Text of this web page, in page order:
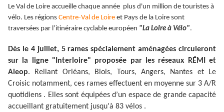
Le Val de Loire accueille chaque année plus d'un million de touristes à
vélo. Les régions Centre-Val de Loire et Pays de la Loire sont
traversées par l’itinéraire cyclable européen "La Loire à Vélo".
Dès le 4 juillet, 5 rames spécialement aménagées circuleront
sur la ligne "Interloire" proposée par les réseaux RÉMI et
Aleop. Reliant Orléans, Blois, Tours, Angers, Nantes et Le
Croisic notamment, ces rames effectuent en moyenne sur 3 A/R
quotidiens . Elles sont équipées d’un espace de grande capacité
accueillant gratuitement jusqu'à 83 vélos .